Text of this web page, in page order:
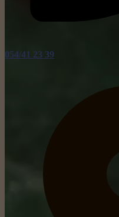
054/41 23 39